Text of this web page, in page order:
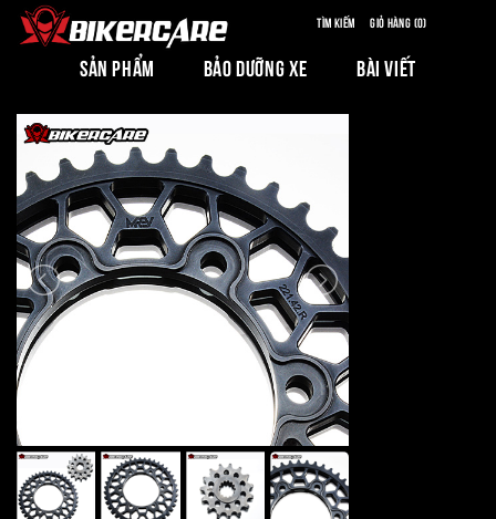
Tìm kiếm Giỏ hàng (0)
SẢN PHẨM BẢO DƯỠNG XE BÀI VIẾT